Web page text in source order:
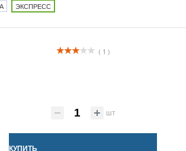
ЭКСПРЕСС
( 1 )
шт
КУПИТЬ